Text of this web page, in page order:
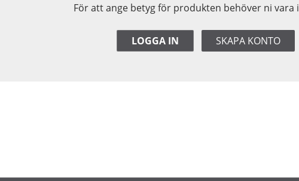
För att ange betyg för produkten behöver ni vara
LOGGA IN SKAPA KONTO